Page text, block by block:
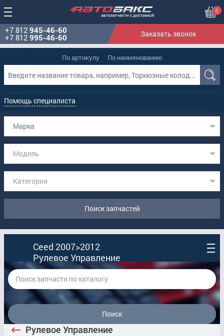
0
+7 812 945-46-60
+7 812 995-46-60 Заказать звонок
По артикулу По наименованию
Помощь специалиста
Марка
Модель
Категория
Поиск запчастей
Ceed 2007>2012
Рулевое Управление
Поиск
Рулевое Управление